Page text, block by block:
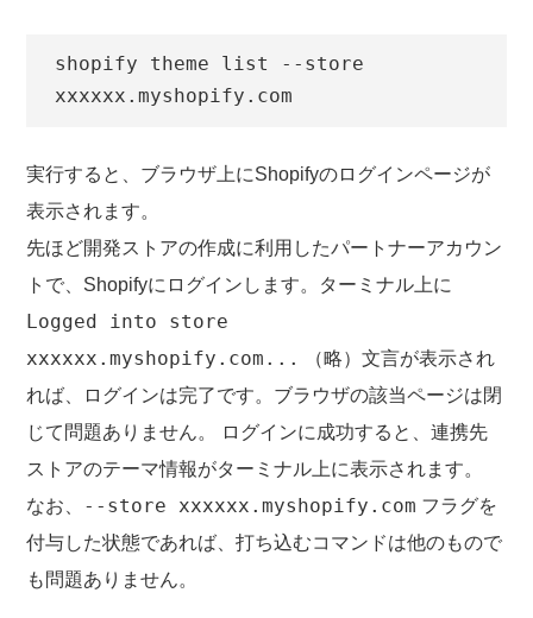
shopify theme list --store
xxxxxx.myshopify.com
実行すると、ブラウザ上にShopifyのログインページが
表示されます。
先ほど開発ストアの作成に利用したパートナーアカウン
トで、Shopifyにログインします。ターミナル上に
Logged into store
xxxxxx.myshopify.com...
（略）文言が表示され
れば、ログインは完了です。ブラウザの該当ページは閉
じて問題ありません。 ログインに成功すると、連携先
ストアのテーマ情報がターミナル上に表示されます。
なお、 --store xxxxxx.myshopify.com フラグを
付与した状態であれば、打ち込むコマンドは他のもので
も問題ありません。